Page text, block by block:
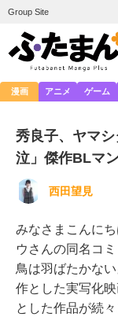
Group Site
漫画 アニメ ゲーム
秀良子、ヤマ
泣」傑作BLマ
西田望見
みなさまこんに
ウさんの同名コ
鳥は羽ばたかな
作とした実写化
とした作品が続